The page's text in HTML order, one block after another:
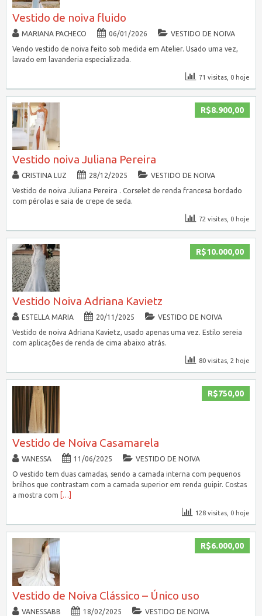
Vestido de noiva fluido
MARIANA PACHECO 06/01/2026
VESTIDO DE NOIVA
Vendo vestido de noiva feito sob medida em Atelier. Usado uma vez,
lavado em lavanderia especializada.
71 visitas, 0 hoje
R$8.900,00
Vestido noiva Juliana Pereira
CRISTINA LUZ 28/12/2025
VESTIDO DE NOIVA
Vestido de noiva Juliana Pereira . Corselet de renda francesa bordado
com pérolas e saia de crepe de seda.
72 visitas, 0 hoje
R$10.000,00
Vestido Noiva Adriana Kavietz
ESTELLA MARIA 20/11/2025
VESTIDO DE NOIVA
Vestido de noiva Adriana Kavietz, usado apenas uma vez. Estilo sereia
com aplicações de renda de cima abaixo atrás.
80 visitas, 2 hoje
R$750,00
Vestido de Noiva Casamarela
VANESSA 11/06/2025
VESTIDO DE NOIVA
O vestido tem duas camadas, sendo a camada interna com pequenos
brilhos que contrastam com a camada superior em renda guipir. Costas
a mostra com
[…]
128 visitas, 0 hoje
R$6.000,00
Vestido de Noiva Clássico – Único uso
VANESSABB 18/02/2025
VESTIDO DE NOIVA